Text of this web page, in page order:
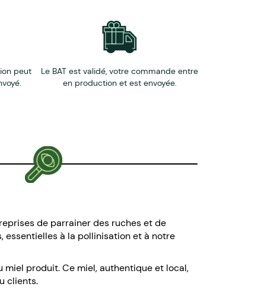
peut
Le BAT est validé, votre commande entre
en production et est envoyée.
de parrainer des ruches et de
essentielles à la pollinisation et à notre
produit. Ce miel, authentique et local,
clients.